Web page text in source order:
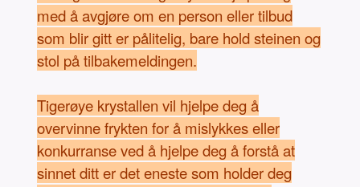
med å avgjøre om en person eller tilbud
som blir gitt er pålitelig, bare hold steinen og
stol på tilbakemeldingen.
Tigerøye krystallen vil hjelpe deg å
overvinne frykten for å mislykkes eller
konkurranse ved å hjelpe deg å forstå at
sinnet ditt er det eneste som holder deg